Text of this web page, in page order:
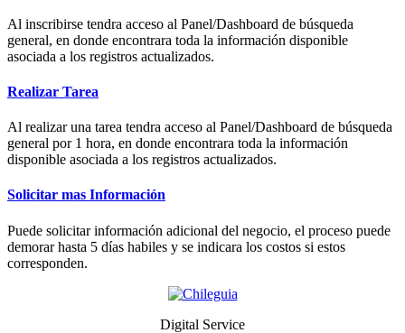
Al inscribirse tendra acceso al Panel/Dashboard de búsqueda
general, en donde encontrara toda la información disponible
asociada a los registros actualizados.
Realizar Tarea
Al realizar una tarea tendra acceso al Panel/Dashboard de búsqueda
general por 1 hora, en donde encontrara toda la información
disponible asociada a los registros actualizados.
Solicitar mas Información
Puede solicitar información adicional del negocio, el proceso puede
demorar hasta 5 días habiles y se indicara los costos si estos
corresponden.
Digital Service